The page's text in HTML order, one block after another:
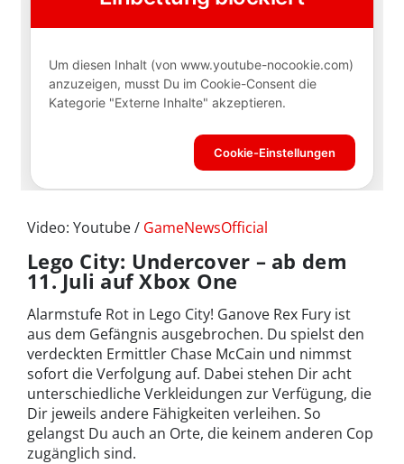
Video: Youtube / GameNewsOfficial
Lego City: Undercover – ab dem
11. Juli auf Xbox One
Alarmstufe Rot in Lego City! Ganove Rex Fury ist
aus dem Gefängnis ausgebrochen. Du spielst den
verdeckten Ermittler Chase McCain und nimmst
sofort die Verfolgung auf. Dabei stehen Dir acht
unterschiedliche Verkleidungen zur Verfügung, die
Dir jeweils andere Fähigkeiten verleihen. So
gelangst Du auch an Orte, die keinem anderen Cop
zugänglich sind.